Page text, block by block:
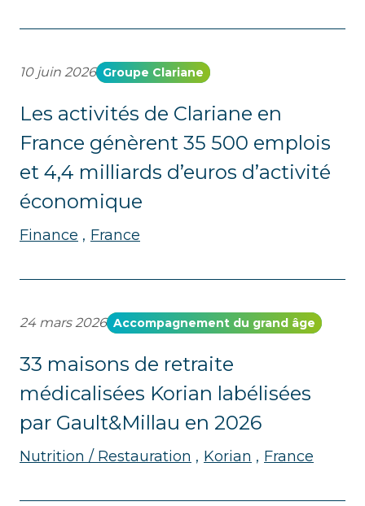
Les activités de Clariane en
France génèrent 35 500 emplois
et 4,4 milliards d’euros d’activité
économique
10 juin 2026 Groupe Clariane
Finance France
33 maisons de retraite
médicalisées Korian labélisées
par Gault&Millau en 2026
24 mars 2026 Accompagnement du grand âge
Nutrition / Restauration Korian France